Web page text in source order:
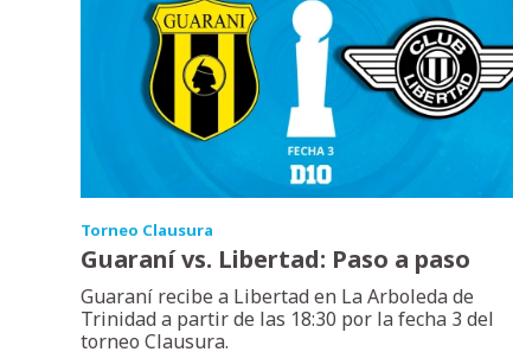
Torneo Clausura
Guaraní vs. Libertad: Paso a paso
Guaraní recibe a Libertad en La Arboleda de
Trinidad a partir de las 18:30 por la fecha 3 del
torneo Clausura.